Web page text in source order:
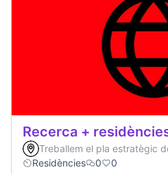
Recerca +
Treballem el pla estratègic
Residències
0 0